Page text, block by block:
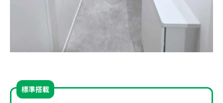
標準搭載